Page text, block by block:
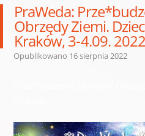
PraWeda:
Obrzędy Ziemi.
Kraków, 3-4.09. 2022
Opublikowano 16 sierpnia 2022